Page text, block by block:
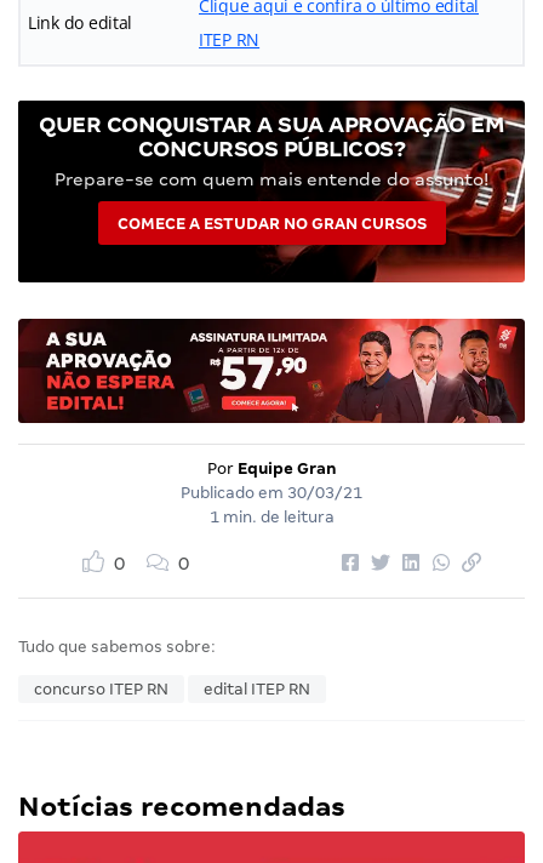
Link do edital
Clique aqui e confira o último edital
ITEP RN
QUER CONQUISTAR A SUA APROVAÇÃO EM
CONCURSOS PÚBLICOS?
Prepare-se com quem mais entende do assunto!
COMECE A ESTUDAR NO GRAN CURSOS
Por Equipe Gran
Publicado em 30/03/21
1 min. de leitura
0 0
Tudo que sabemos sobre:
concurso ITEP RN edital ITEP RN
Notícias recomendadas